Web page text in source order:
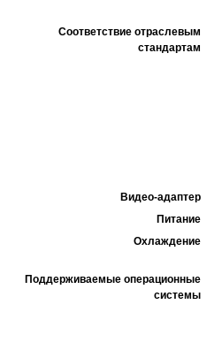
Соответствие отраслевым
стандартам
Видео-адаптер
Питание
Охлаждение
Поддерживаемые операционные
системы